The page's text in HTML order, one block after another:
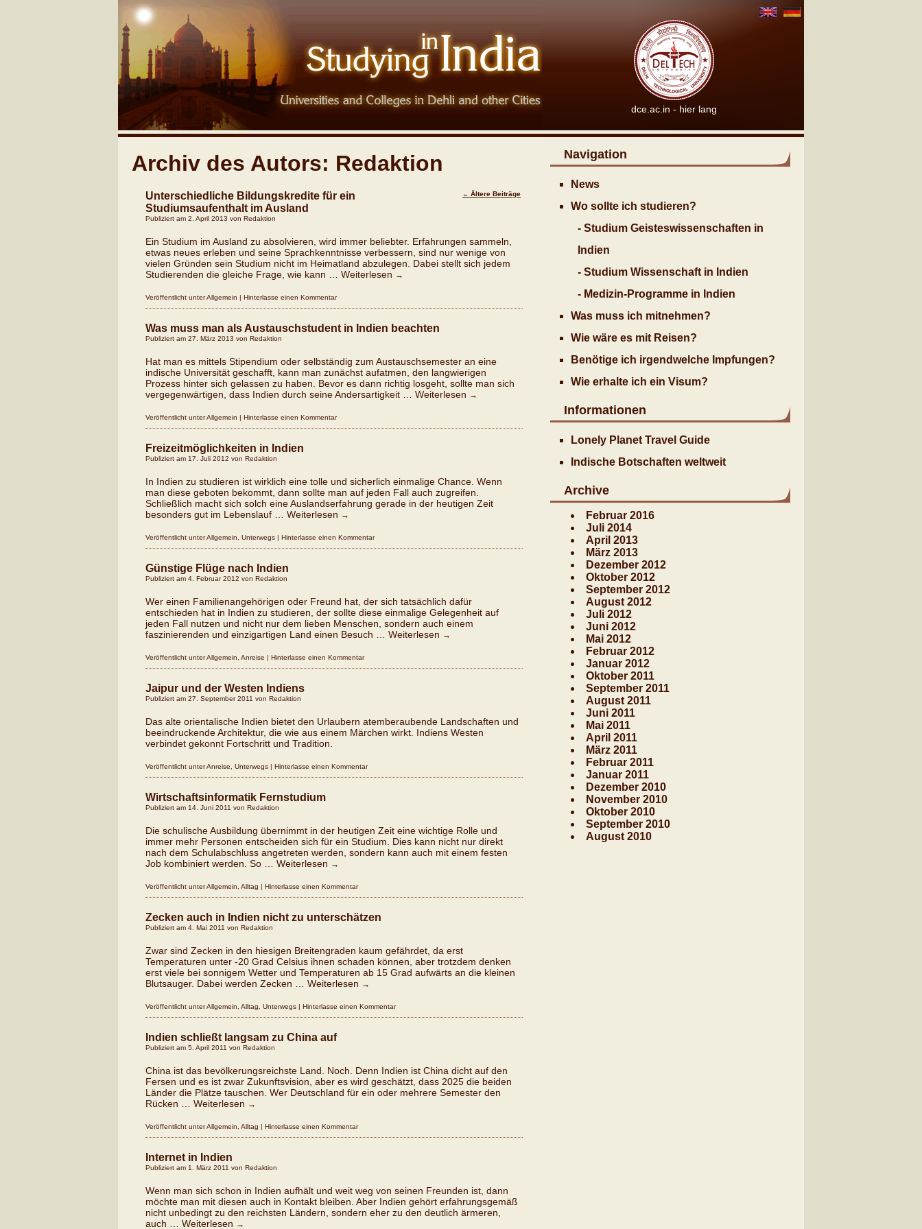
dce.ac.in - hier lang
Archiv des Autors: Redaktion
← Ältere Beiträge
Unterschiedliche Bildungskredite für ein
Studiumsaufenthalt im Ausland
Publiziert am 2. April 2013 von Redaktion
Ein Studium im Ausland zu absolvieren, wird immer beliebter. Erfahrungen sammeln,
etwas neues erleben und seine Sprachkenntnisse verbessern, sind nur wenige von
vielen Gründen sein Studium nicht im Heimatland abzulegen. Dabei stellt sich jedem
Studierenden die gleiche Frage, wie kann … Weiterlesen →
Veröffentlicht unterAllgemein | Hinterlasse einen Kommentar
Was muss man als Austauschstudent in Indien beachten
Publiziert am 27. März 2013 von Redaktion
Hat man es mittels Stipendium oder selbständig zum Austauschsemester an eine
indische Universität geschafft, kann man zunächst aufatmen, den langwierigen
Prozess hinter sich gelassen zu haben. Bevor es dann richtig losgeht, sollte man sich
vergegenwärtigen, dass Indien durch seine Andersartigkeit … Weiterlesen →
Veröffentlicht unterAllgemein | Hinterlasse einen Kommentar
Freizeitmöglichkeiten in Indien
Publiziert am 17. Juli 2012 von Redaktion
In Indien zu studieren ist wirklich eine tolle und sicherlich einmalige Chance. Wenn
man diese geboten bekommt, dann sollte man auf jeden Fall auch zugreifen.
Schließlich macht sich solch eine Auslandserfahrung gerade in der heutigen Zeit
besonders gut im Lebenslauf … Weiterlesen →
Veröffentlicht unterAllgemein Unterwegs | Hinterlasse einen Kommentar
Günstige Flüge nach Indien
Publiziert am 4. Februar 2012 von Redaktion
Wer einen Familienangehörigen oder Freund hat, der sich tatsächlich dafür
entschieden hat in Indien zu studieren, der sollte diese einmalige Gelegenheit auf
jeden Fall nutzen und nicht nur dem lieben Menschen, sondern auch einem
faszinierenden und einzigartigen Land einen Besuch … Weiterlesen →
Veröffentlicht unterAllgemein Anreise | Hinterlasse einen Kommentar
Jaipur und der Westen Indiens
Publiziert am 27. September 2011 von Redaktion
Das alte orientalische Indien bietet den Urlaubern atemberaubende Landschaften und
beeindruckende Architektur, die wie aus einem Märchen wirkt. Indiens Westen
verbindet gekonnt Fortschritt und Tradition.
Veröffentlicht unterAnreise Unterwegs | Hinterlasse einen Kommentar
Wirtschaftsinformatik Fernstudium
Publiziert am 14. Juni 2011 von Redaktion
Die schulische Ausbildung übernimmt in der heutigen Zeit eine wichtige Rolle und
immer mehr Personen entscheiden sich für ein Studium. Dies kann nicht nur direkt
nach dem Schulabschluss angetreten werden, sondern kann auch mit einem festen
Job kombiniert werden. So … Weiterlesen →
Veröffentlicht unterAllgemein Alltag | Hinterlasse einen Kommentar
Zecken auch in Indien nicht zu unterschätzen
Publiziert am 4. Mai 2011 von Redaktion
Zwar sind Zecken in den hiesigen Breitengraden kaum gefährdet, da erst
Temperaturen unter -20 Grad Celsius ihnen schaden können, aber trotzdem denken
erst viele bei sonnigem Wetter und Temperaturen ab 15 Grad aufwärts an die kleinen
Blutsauger. Dabei werden Zecken … Weiterlesen →
Veröffentlicht unterAllgemein Alltag Unterwegs | Hinterlasse einen Kommentar
Indien schließt langsam zu China auf
Publiziert am 5. April 2011 von Redaktion
China ist das bevölkerungsreichste Land. Noch. Denn Indien ist China dicht auf den
Fersen und es ist zwar Zukunftsvision, aber es wird geschätzt, dass 2025 die beiden
Länder die Plätze tauschen. Wer Deutschland für ein oder mehrere Semester den
Rücken … Weiterlesen →
Veröffentlicht unterAllgemein Alltag | Hinterlasse einen Kommentar
Internet in Indien
Publiziert am 1. März 2011 von Redaktion
Wenn man sich schon in Indien aufhält und weit weg von seinen Freunden ist, dann
möchte man mit diesen auch in Kontakt bleiben. Aber Indien gehört erfahrungsgemäß
nicht unbedingt zu den reichsten Ländern, sondern eher zu den deutlich ärmeren,
auch … Weiterlesen →
Navigation
News
Wo sollte ich studieren?
- Studium Geisteswissenschaften in
Indien
- Studium Wissenschaft in Indien
- Medizin-Programme in Indien
Was muss ich mitnehmen?
Wie wäre es mit Reisen?
Benötige ich irgendwelche Impfungen?
Wie erhalte ich ein Visum?
Informationen
Lonely Planet Travel Guide
Indische Botschaften weltweit
Archive
Februar 2016
Juli 2014
April 2013
März 2013
Dezember 2012
Oktober 2012
September 2012
August 2012
Juli 2012
Juni 2012
Mai 2012
Februar 2012
Januar 2012
Oktober 2011
September 2011
August 2011
Juni 2011
Mai 2011
April 2011
März 2011
Februar 2011
Januar 2011
Dezember 2010
November 2010
Oktober 2010
September 2010
August 2010